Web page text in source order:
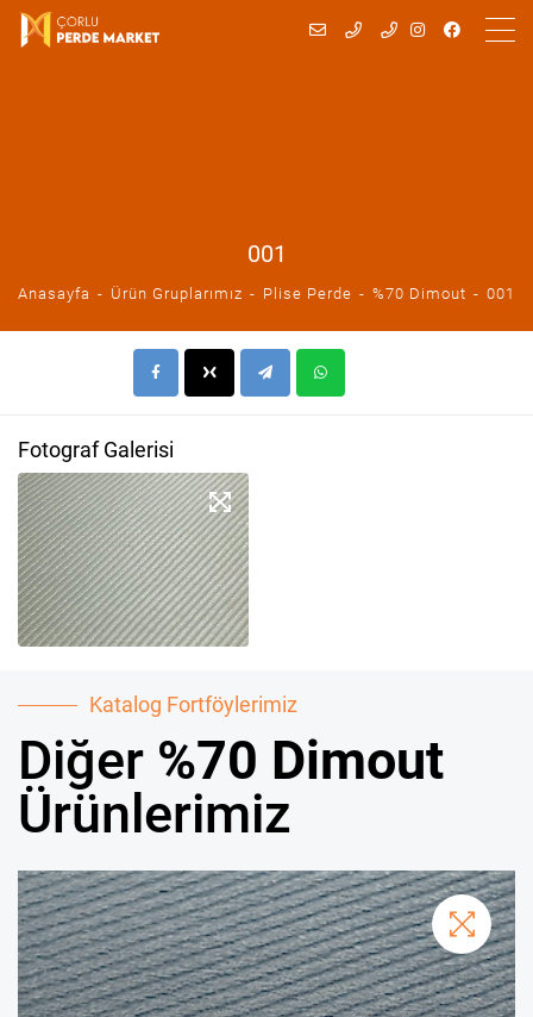
001
Anasayfa Ürün Gruplarımız Plise Perde %70 Dimout 001
Fotograf Galerisi
Katalog Fortföylerimiz
Diğer %70 Dimout
Ürünlerimiz